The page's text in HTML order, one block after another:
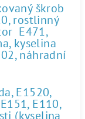
škrob
rostlinný
E471,
kyselina
náhradní
E1520,
E110,
(kyselina